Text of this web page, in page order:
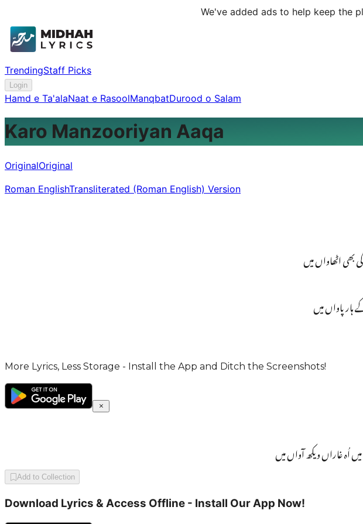
We've added ads to help keep the
TrendingStaff Picks
Login
Hamd e Ta'alaNaat e RasoolManqbatDurood o Salam
Karo Manzooriyan Aaqa
OriginalOriginal
Roman EnglishTransliterated (Roman English) Version
اٹھاواں میں
پاواں میں
More Lyrics, Less Storage - Install the App and Ditch the Screenshots!
غاراں ویکھ آواں میں
Add to Collection
Download Lyrics & Access Offline - Install Our App Now!